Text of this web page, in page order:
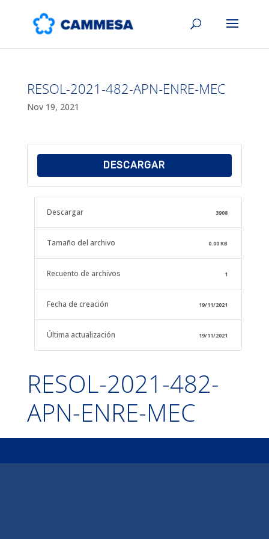
RESOL-2021-482-APN-ENRE-MEC
Nov 19, 2021
DESCARGAR
Descargar 3908
Tamaño del archivo 0.00 KB
Recuento de archivos 1
Fecha de creación 19/11/2021
Última actualización 19/11/2021
RESOL-2021-482-
APN-ENRE-MEC